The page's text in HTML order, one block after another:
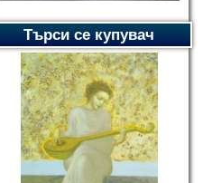
Търси се купувач